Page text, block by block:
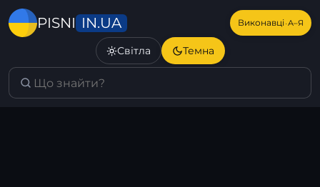
PISNI IN.UA Виконавці·А–Я
Світла Темна